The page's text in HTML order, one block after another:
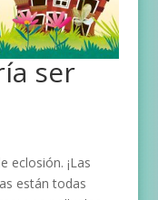
ser
eclosión. ¡Las
están todas